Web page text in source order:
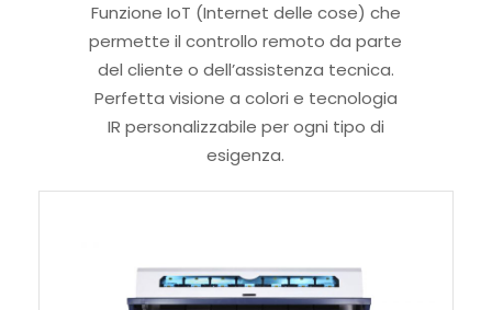
Funzione IoT (Internet delle cose) che
permette il controllo remoto da parte
del cliente o dell’assistenza tecnica.
Perfetta visione a colori e tecnologia
IR personalizzabile per ogni tipo di
esigenza.